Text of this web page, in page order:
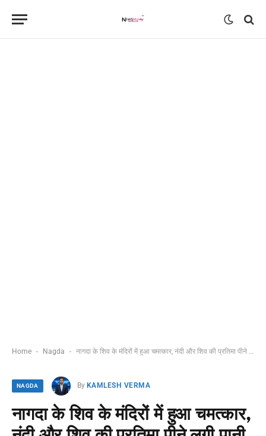
Home - Nagda - नागदा के शिव के मंदिरों में हुआ चमत्कार, नंदी और शिव की प्रतिमा पीने लगी पानी
NAGDA By KAMLESH VERMA
नागदा के शिव के मंदिरों में हुआ चमत्कार,